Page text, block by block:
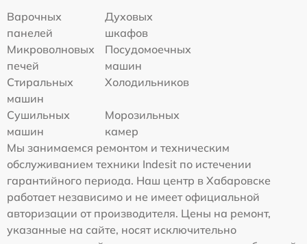
Варочных
панелей
Духовых
шкафов
Микроволновых
печей
Посудомоечных
машин
Стиральных
машин
Холодильников
Сушильных
машин
Морозильных
камер
Мы занимаемся ремонтом и техническим
обслуживанием техники Indesit по истечении
гарантийного периода. Наш центр в Хабаровске
работает независимо и не имеет официальной
авторизации от производителя. Цены на ремонт,
указанные на сайте, носят исключительно